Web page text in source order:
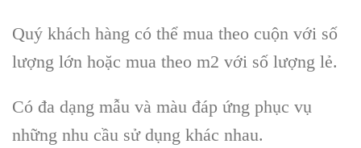
Quý khách hàng có thể mua theo cuộn với số
lượng lớn hoặc mua theo m2 với số lượng lẻ.
Có đa dạng mẫu và màu đáp ứng phục vụ
những nhu cầu sử dụng khác nhau.